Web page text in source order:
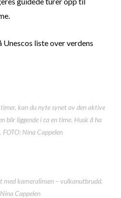
liste over verdens
kan du nyte synet av den aktive
blir liggende i ca en time. Husk å ha
Nina Cappelen
med kameralinsen – vulkanutbrudd.
Cappelen